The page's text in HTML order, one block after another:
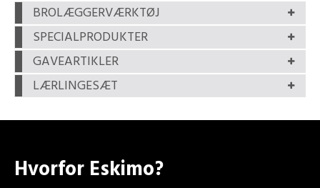
BROLÆGGERVÆRKTØJ
SPECIALPRODUKTER
GAVEARTIKLER
LÆRLINGESÆT
Hvorfor Eskimo?